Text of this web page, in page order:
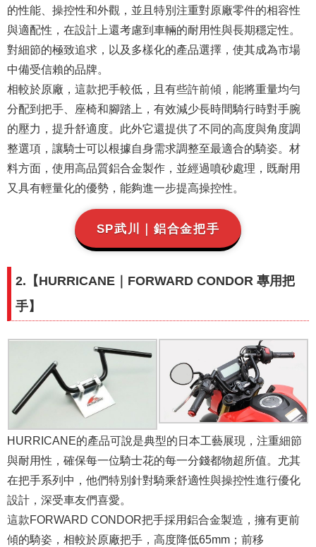
的性能、操控性和外觀，並且特別注重對原廠零件的相容性
與適配性，在設計上還考慮到車輛的耐用性與長期穩定性。
對細節的極致追求，以及多樣化的產品選擇，使其成為市場
中備受信賴的品牌。
相較於原廠，這款把手較低，且有些許前傾，能將重量均勻
分配到把手、座椅和腳踏上，有效減少長時間騎行時對手腕
的壓力，提升舒適度​。此外它還提供了不同的高度與角度調
整選項，讓騎士可以根據自身需求調整至最適合的騎姿​。材
料方面，使用高品質鋁合金製作，並經過噴砂處理，既耐用
又具有輕量化的優勢，能夠進一步提高操控性。
SP武川｜鋁合金把手
2.【HURRICANE｜FORWARD CONDOR 專用把
手】
HURRICANE的產品可說是典型的日本工藝展現，注重細節
與耐用性，確保每一位騎士花的每一分錢都物超所值。尤其
在把手系列中，他們特別針對騎乘舒適性與操控性進行優化
設計，深受車友們喜愛。
這款FORWARD CONDOR把手採用鋁合金製造，擁有更前
傾的騎姿，相較於原廠把手，高度降低65mm；前移